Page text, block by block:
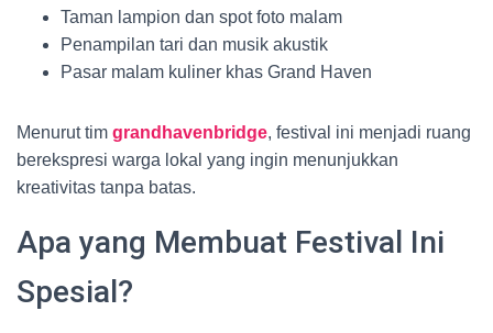
Taman lampion dan spot foto malam
Penampilan tari dan musik akustik
Pasar malam kuliner khas Grand Haven
Menurut tim grandhavenbridge, festival ini menjadi ruang
berekspresi warga lokal yang ingin menunjukkan
kreativitas tanpa batas.
Apa yang Membuat Festival Ini
Spesial?